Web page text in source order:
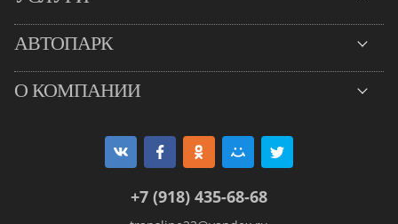
АВТОПАРК
О КОМПАНИИ
+7 (918) 435-68-68